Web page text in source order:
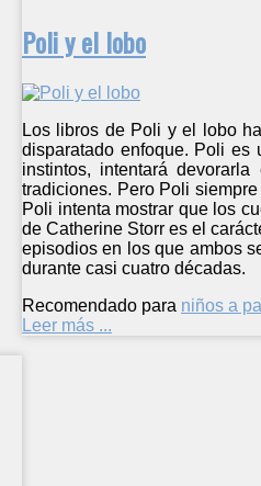
Poli y el lobo
Los libros de Poli y el lobo
disparatado enfoque. Poli
instintos, intentará
tradiciones. Pero Poli
Poli intenta mostrar que los
de Catherine Storr es el
episodios en los que ambos
durante casi cuatro décadas.
Recomendado para niños a
Leer más ...